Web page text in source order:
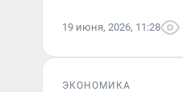
19 июня, 2026, 11:28
ЭКОНОМИКА